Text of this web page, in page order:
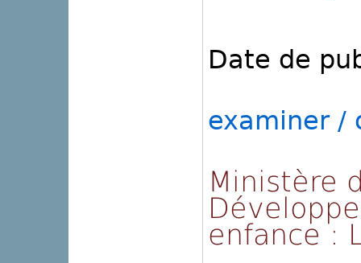
Date de
examiner /
Ministère
enfance :